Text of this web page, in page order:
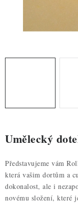
Hodnocení obchodu
Umělecký
Představujeme vám
která vašim dortům a
dokonalost, ale i
novému složení, které